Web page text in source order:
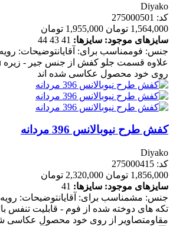
Diyako
کد: 275000501
1,564,000 تومان
1,955,000 تومان
سایزهای موجود: سایزها: 41
43
44
جنس: فوممناسب برای: آقایانتوضیحات:
روی خود محصول عکاسی شده اند
کفش طرح نیوبالانس 396 مردانه
Diyako
کد: 275000415
1,856,000 تومان
2,320,000 تومان
سایزهای موجود: سایزها: 41
جنس: مشمناسب برای: آقایانتوضیحات:
تکه های دوخته شده از فوم - قابلیت تنفس
مقاومتصاویر از روی خود محصول عکاسی